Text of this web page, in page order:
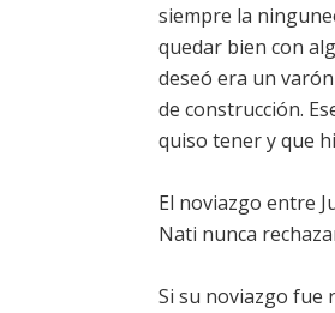
siempre la
quedar bien con
deseó era un
de construcción.
quiso tener y que
El noviazgo entre
Nati nunca
Si su noviazgo fue